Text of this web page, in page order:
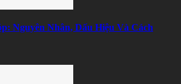
Nguyên Nhân, Dấu Hiệu Và Cách